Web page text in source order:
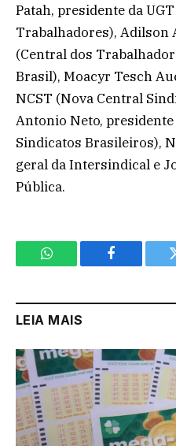
Patah, presidente da
Trabalhadores), Adilson
(Central dos
Brasil), Moacyr Tesch
NCST (Nova Central
Antonio Neto, presidente
Sindicatos Brasileiros),
geral da Intersindical e
Pública.
WhatsApp Facebook
LEIA MAIS